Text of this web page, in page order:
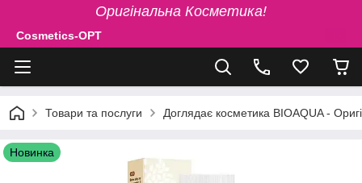
Оригінальна Косметика!
Cosmetics-OPT
Товари та послуги Доглядає косметика BIOAQUA -
Новинка